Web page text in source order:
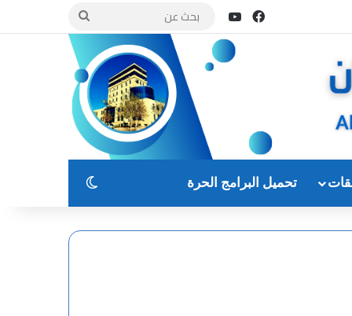
فيسبوك يوتيوب
عن
تحميل البرامج الحرة